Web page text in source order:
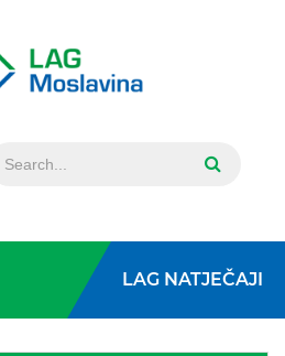
LAG NATJEČAJI